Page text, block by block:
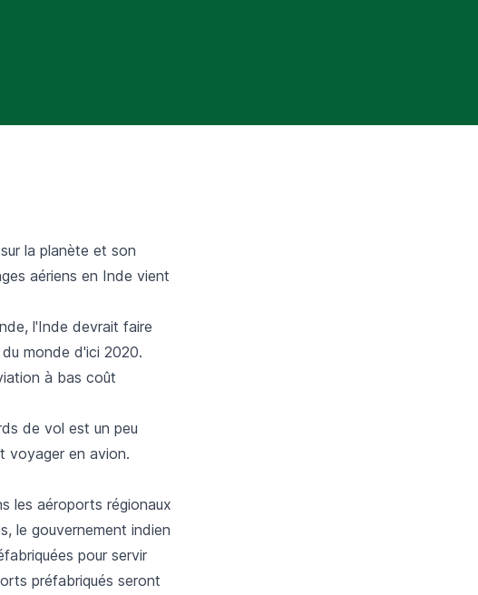
la planète et son
aériens en Inde vient
l'Inde devrait faire
monde d'ici 2020.
à bas coût
de vol est un peu
voyager en avion.
les aéroports régionaux
le gouvernement indien
pour servir
préfabriqués seront